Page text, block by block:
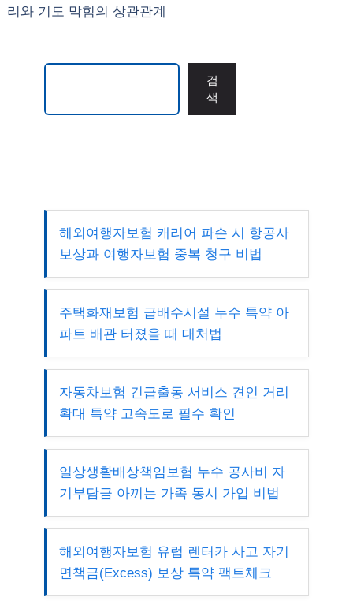
리와 기도 막힘의 상관관계
검
색
해외여행자보험 캐리어 파손 시 항공사
보상과 여행자보험 중복 청구 비법
주택화재보험 급배수시설 누수 특약 아
파트 배관 터졌을 때 대처법
자동차보험 긴급출동 서비스 견인 거리
확대 특약 고속도로 필수 확인
일상생활배상책임보험 누수 공사비 자
기부담금 아끼는 가족 동시 가입 비법
해외여행자보험 유럽 렌터카 사고 자기
면책금(Excess) 보상 특약 팩트체크